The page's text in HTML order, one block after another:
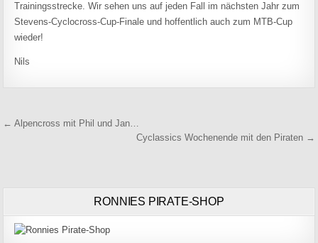
Trainingsstrecke. Wir sehen uns auf jeden Fall im nächsten Jahr zum
Stevens-Cyclocross-Cup-Finale und hoffentlich auch zum MTB-Cup
wieder!
Nils
Beitragsnavigation
← Alpencross mit Phil und Jan…
Cyclassics Wochenende mit den Piraten →
RONNIES PIRATE-SHOP